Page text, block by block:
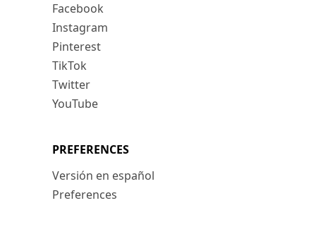
Facebook
Instagram
Pinterest
TikTok
Twitter
YouTube
PREFERENCES
Versión en español
Preferences